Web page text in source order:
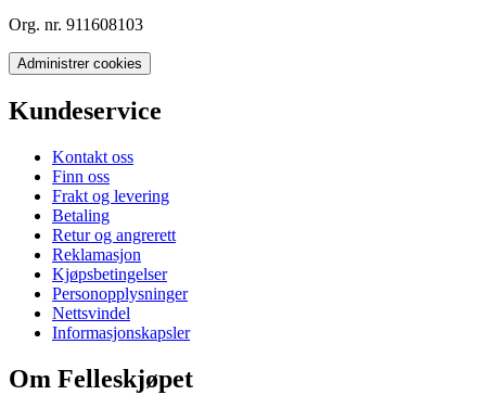
Org. nr. 911608103
Administrer cookies
Kundeservice
Kontakt oss
Finn oss
Frakt og levering
Betaling
Retur og angrerett
Reklamasjon
Kjøpsbetingelser
Personopplysninger
Nettsvindel
Informasjonskapsler
Om Felleskjøpet